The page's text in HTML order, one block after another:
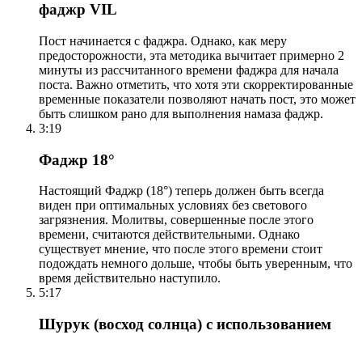
фаджр VIL
Пост начинается с фаджра. Однако, как меру
предосторожности, эта методика вычитает примерно 2
минуты из рассчитанного времени фаджра для начала
поста. Важно отметить, что хотя эти скорректированные
временные показатели позволяют начать пост, это может
быть слишком рано для выполнения намаза фаджр.
3:19
Фаджр 18°
Настоящий Фаджр (18°) теперь должен быть всегда
виден при оптимальных условиях без светового
загрязнения. Молитвы, совершенные после этого
времени, считаются действительными. Однако
существует мнение, что после этого времени стоит
подождать немного дольше, чтобы быть уверенным, что
время действительно наступило.
5:17
Шурук (восход солнца) с использованием